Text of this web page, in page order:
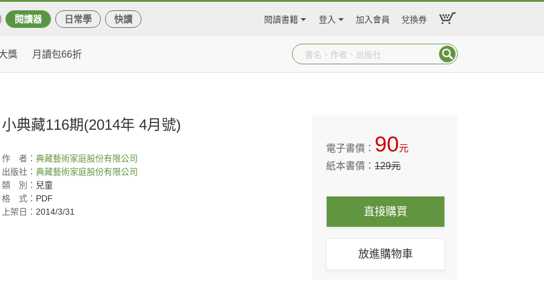
閱讀器 日常學 快讀 閱讀書籍 登入 加入會員 兌換券
獎 月讀包66折
小典藏116期(2014年 4月號)
作 者： 典藏藝術家庭股份有限公司
出版社： 典藏藝術家庭股份有限公司
類
別： 兒童
格
式： PDF
上架日： 2014/3/31
電子書價： 90元
紙本書價：129元
直接購買
放進購物車